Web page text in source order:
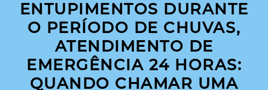
ENTUPIMENTOS DURANTE
O PERÍODO DE CHUVAS,
ATENDIMENTO DE
EMERGÊNCIA 24 HORAS:
QUANDO CHAMAR UMA